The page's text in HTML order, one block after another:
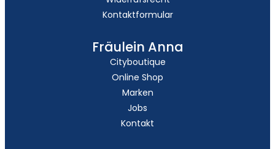
Kontaktformular
Fräulein Anna
Cityboutique
Online Shop
Marken
Jobs
Kontakt